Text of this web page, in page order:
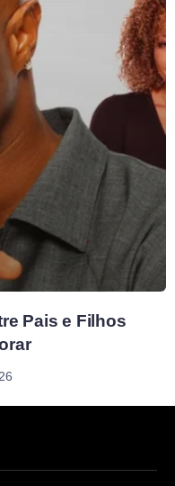
Pais e Filhos